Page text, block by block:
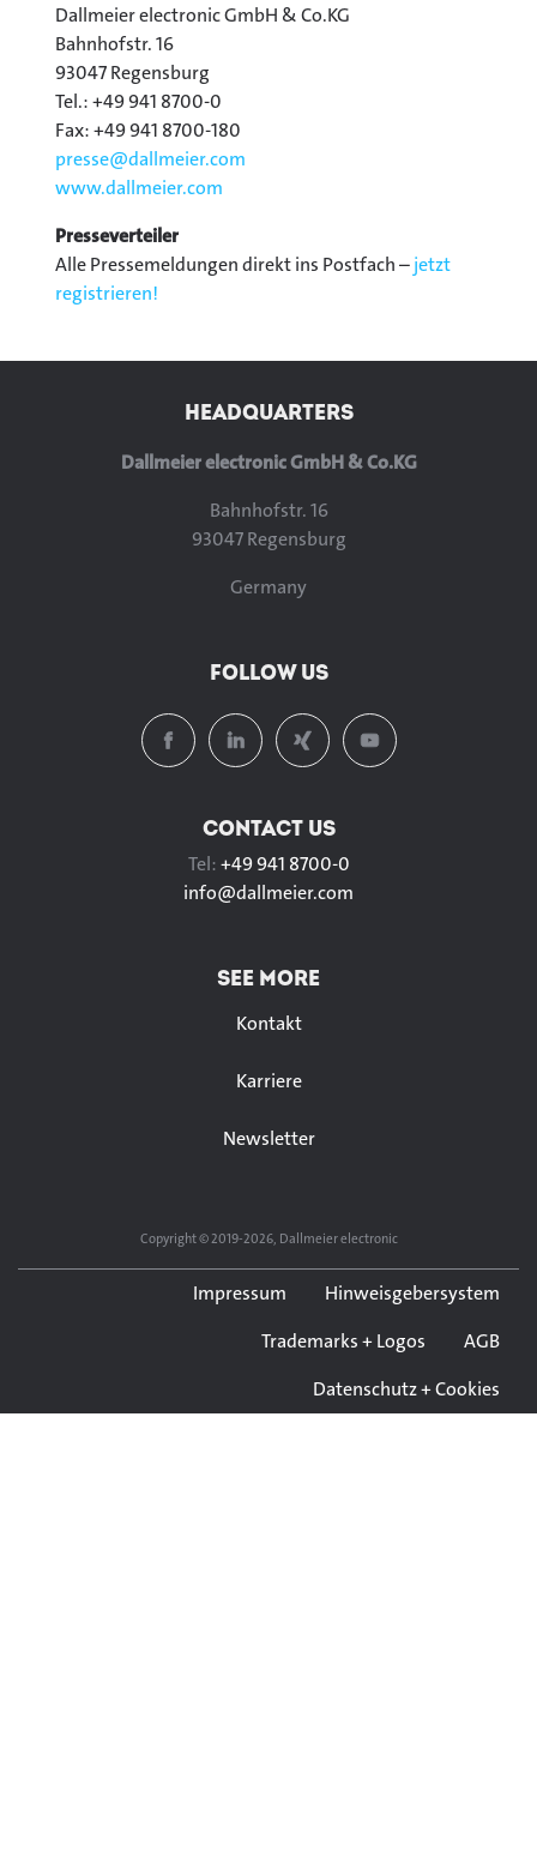
Dallmeier electronic GmbH & Co.KG
Bahnhofstr. 16
93047 Regensburg
Tel.: +49 941 8700-0
Fax: +49 941 8700-180
presse@dallmeier.com
www.dallmeier.com
Presseverteiler
Alle Pressemeldungen direkt ins Postfach –jetzt
registrieren!
HEADQUARTERS
Dallmeier electronic GmbH & Co.KG
Bahnhofstr. 16
93047 Regensburg
Germany
FOLLOW US
CONTACT US
Tel:+49 941 8700-0
info@dallmeier.com
SEE MORE
Kontakt
Karriere
Newsletter
Copyright © 2019-2026, Dallmeier electronic
Impressum
Hinweisgebersystem
Trademarks + Logos
AGB
Datenschutz + Cookies